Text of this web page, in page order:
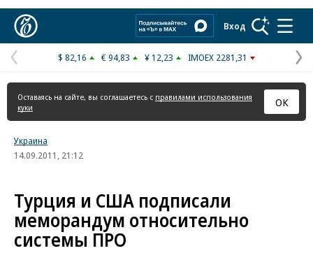
Вход
Предыдущая
страница
$ 82,16 € 94,83 ¥ 12,23 IMOEX 2281,31
Оставаясь на сайте, вы соглашаетесь с правилами использования
куки
ОК
Украина
14.09.2011, 21:12
Турция и США подписали
меморандум относительно
системы ПРО